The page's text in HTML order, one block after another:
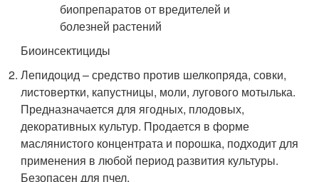
Биоинсектициды
Лепидоцид – средство против шелкопряда, совки,
листовертки, капустницы, моли, лугового мотылька.
Предназначается для ягодных, плодовых,
декоративных культур. Продается в форме
маслянистого концентрата и порошка, подходит для
применения в любой период развития культуры.
Безопасен для пчел.